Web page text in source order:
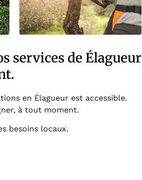
services de Élagueur
en Élagueur est accessible.
à tout moment.
besoins locaux.